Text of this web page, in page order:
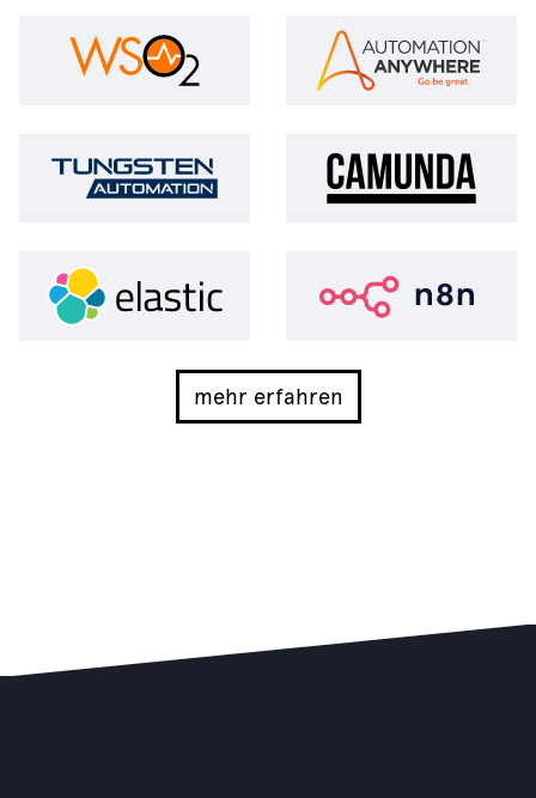
mehr erfahren